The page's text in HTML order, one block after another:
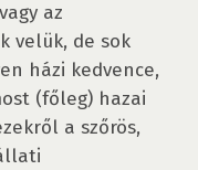
az
velük, de sok
házi kedvence,
(főleg) hazai
a szőrös,